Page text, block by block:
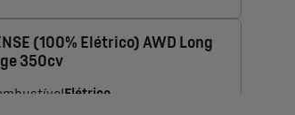
(100% Elétrico) AWD Long
350cv
Elétrico